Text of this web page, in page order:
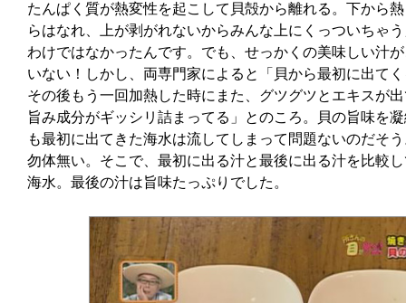
たんぱく質が熱変性を起こして貝殻から離れる。下から
らはなれ、上が剥がれないからみんな上にくっついちゃ
わけではなかったんです。でも、せっかくの美味しい汁
いない！しかし、両専門家によると「貝から最初に出て
その後もう一回加熱した時にまた、グツグツとエキスが
旨み成分がギッシリ詰まってる」とのころ。貝の旨味を
も最初に出てきた海水は流してしまって問題ないのだそ
勿体無い。そこで、最初に出る汁と最後に出る汁を比較
海水。最後の汁は旨味たっぷりでした。